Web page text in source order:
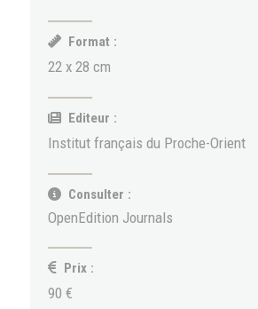
Format :
22 x 28 cm
Editeur :
Institut français du Proche-Orient
Consulter :
OpenEdition Journals
Prix :
90 €